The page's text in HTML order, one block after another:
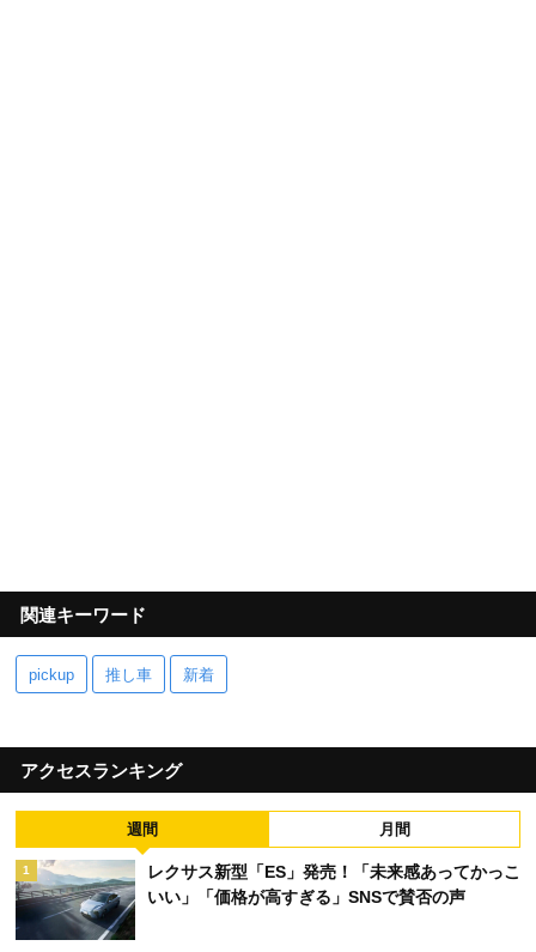
関連キーワード
pickup 推し車 新着
アクセスランキング
週間 月間
1
レクサス新型「ES」発売！「未来感あってかっこ
いい」「価格が高すぎる」SNSで賛否の声